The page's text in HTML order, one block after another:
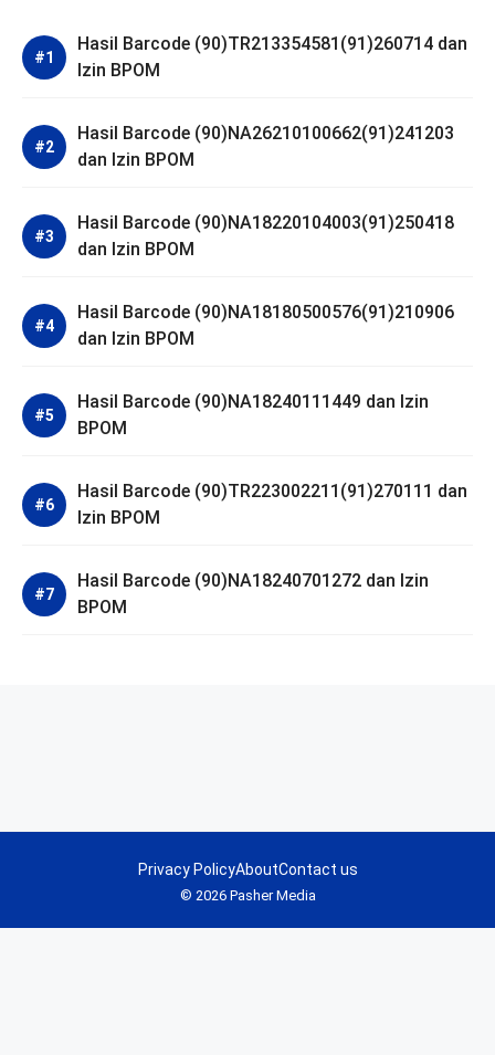
Hasil Barcode (90)TR213354581(91)260714 dan
Izin BPOM
Hasil Barcode (90)NA26210100662(91)241203
dan Izin BPOM
Hasil Barcode (90)NA18220104003(91)250418
dan Izin BPOM
Hasil Barcode (90)NA18180500576(91)210906
dan Izin BPOM
Hasil Barcode (90)NA18240111449 dan Izin
BPOM
Hasil Barcode (90)TR223002211(91)270111 dan
Izin BPOM
Hasil Barcode (90)NA18240701272 dan Izin
BPOM
© 2026 Pasher Media
Privacy PolicyAboutContact us